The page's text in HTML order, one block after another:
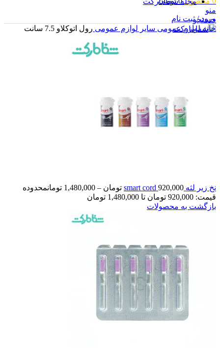
منو
جستجو
ورود / ثبت نام
خانهلوازم عمومی سایر لوازم عمومی رول اتوکلاو 7.5 سانت
نخ زیر لثه smart cord 920,000 تومان –
1,480,000 تومانمحدوده
قیمت: 920,000 تومان تا 1,480,000 تومان
بازگشت به محصولات